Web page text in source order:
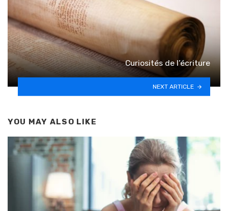
Curiosités de l’écriture
NEXT ARTICLE
YOU MAY ALSO LIKE